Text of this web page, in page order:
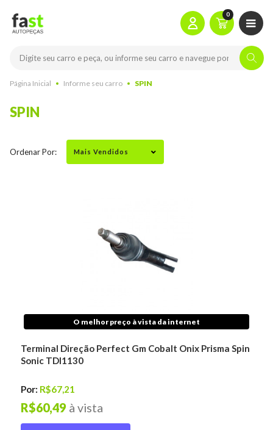
0
Página Inicial Informe seu carro SPIN
SPIN
Ordenar Por:
O melhor preço à vista da internet
Terminal Direção Perfect Gm Cobalt Onix Prisma Spin
Sonic TDI1130
Por: R$67,21
à vista
R$60,49